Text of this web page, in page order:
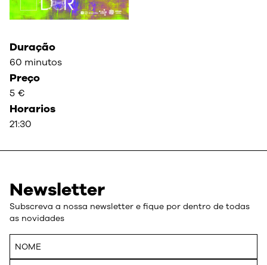
Duração
60 minutos
Preço
5 €
Horarios
21:30
Newsletter
Subscreva a nossa newsletter e fique por dentro de todas
as novidades